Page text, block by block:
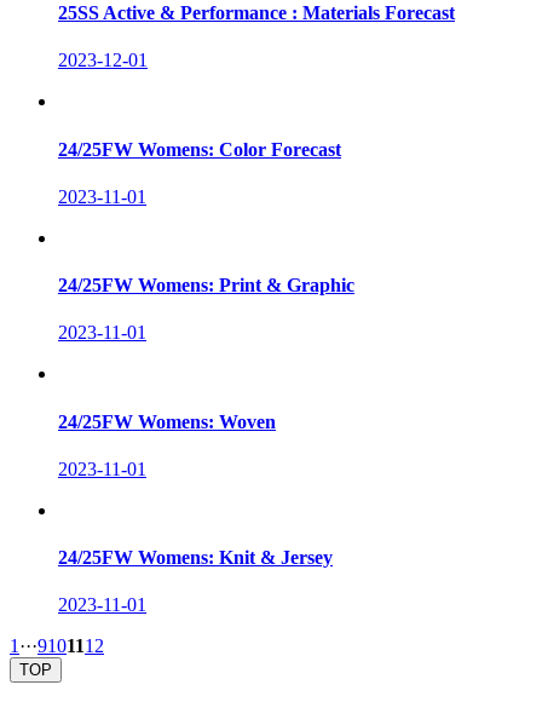
25SS Active & Performance : Materials Forecast
2023-12-01
24/25FW Womens: Color Forecast
2023-11-01
24/25FW Womens: Print & Graphic
2023-11-01
24/25FW Womens: Woven
2023-11-01
24/25FW Womens: Knit & Jersey
2023-11-01
1 ···9101112
TOP